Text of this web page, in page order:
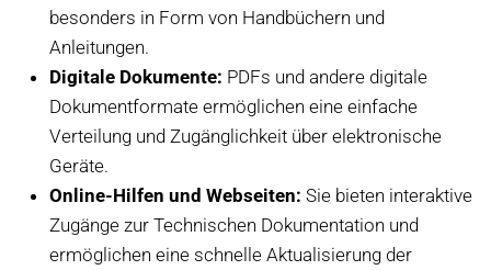
besonders in Form von Handbüchern und
Anleitungen.
Digitale Dokumente: PDFs und andere digitale
Dokumentformate ermöglichen eine einfache
Verteilung und Zugänglichkeit über elektronische
Geräte.
Online-Hilfen und Webseiten: Sie bieten interaktive
Zugänge zur Technischen Dokumentation und
ermöglichen eine schnelle Aktualisierung der